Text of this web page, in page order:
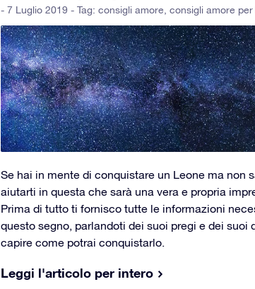
- 7 Luglio 2019 - Tag: consigli amore, consigli amore per
Se hai in mente di conquistare un Leone ma non
aiutarti in questa che sarà una vera e propria
Prima di tutto ti fornisco tutte le informazioni
questo segno, parlandoti dei suoi pregi e dei suoi
capire come potrai conquistarlo.
Leggi l'articolo per intero